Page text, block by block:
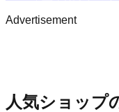
Advertisement
人気ショップ